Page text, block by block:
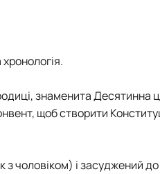
знаменита Десятинна
щоб створити
чоловіком) і засуджений до